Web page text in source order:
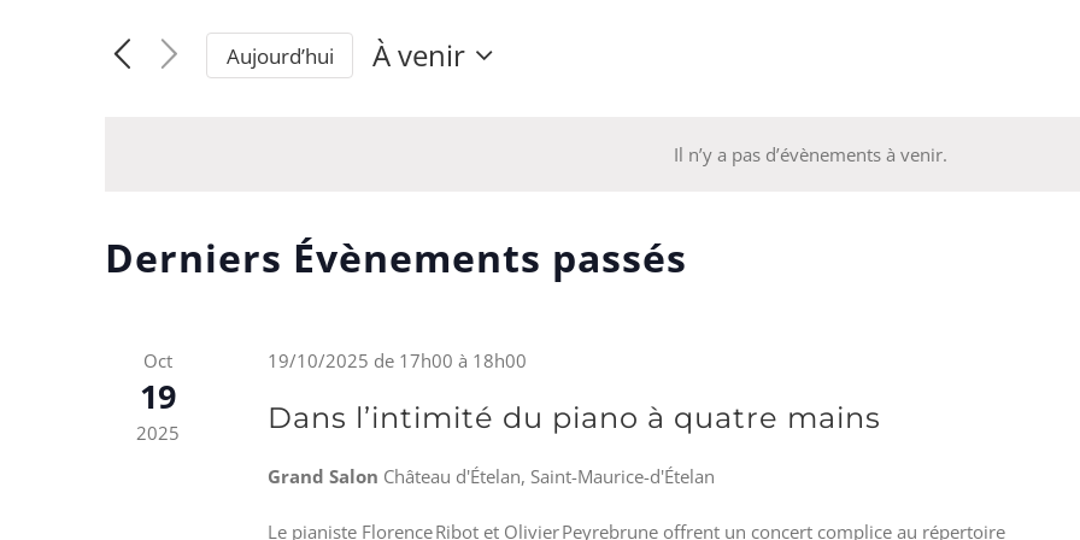
Il n’y a pas d’évènements à venir.
navigation
Évènements
clé.
Rechercher
Aujourd’hui
À venir
Derniers Évènements passés
Oct
19
2025
19/10/2025 de 17h00 à 18h00
Dans l’intimité du piano à quatre mains
Grand Salon Château d'Ételan, Saint-Maurice-d'Ételan
Le pianiste Florence Ribot et Olivier Peyrebrune offrent un concert complice au répertoire